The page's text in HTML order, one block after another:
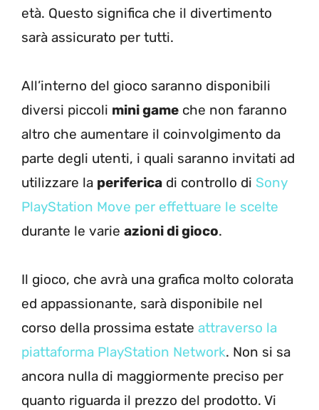
età. Questo significa che il divertimento
sarà assicurato per tutti.
All’interno del gioco saranno disponibili
diversi piccoli mini game che non faranno
altro che aumentare il coinvolgimento da
parte degli utenti, i quali saranno invitati ad
utilizzare la periferica di controllo di Sony
PlayStation Move per effettuare le scelte
durante le varie azioni di gioco.
Il gioco, che avrà una grafica molto colorata
ed appassionante, sarà disponibile nel
corso della prossima estate attraverso la
piattaforma PlayStation Network. Non si sa
ancora nulla di maggiormente preciso per
quanto riguarda il prezzo del prodotto. Vi